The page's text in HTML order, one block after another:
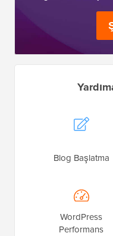
Blog Başlatma
WordPress
Performans